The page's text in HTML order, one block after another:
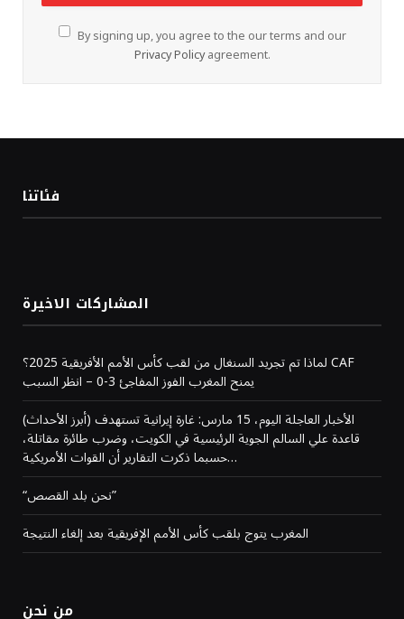
By signing up, you agree to the our terms and our
Privacy Policyagreement.
فئاتنا
المشاركات الاخيرة
لماذا تم تجريد السنغال من لقب كأس الأمم الأفريقية 2025؟ CAF
يمنح المغرب الفوز المفاجئ 3-0 – انظر السبب
(أبرز الأحداث) الأخبار العاجلة اليوم، 15 مارس: غارة إيرانية تستهدف
قاعدة علي السالم الجوية الرئيسية في الكويت، وضرب طائرة مقاتلة،
حسبما ذكرت التقارير أن القوات الأمريكية…
“نحن بلد القصص”
المغرب يتوج بلقب كأس الأمم الإفريقية بعد إلغاء النتيجة
من نحن